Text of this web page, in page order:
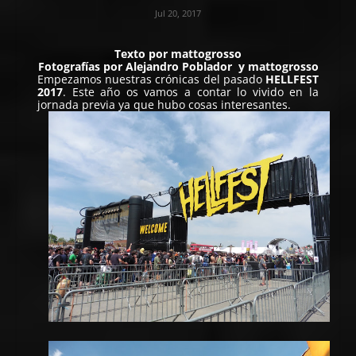
Jul 20, 2017
Texto por mattogrosso
Fotografías por Alejandro Pobladory mattogrosso
Empezamos nuestras crónicas del pasado HELLFEST
2017. Este año os vamos a contar lo vivido en la
jornada previa ya que hubo cosas interesantes.